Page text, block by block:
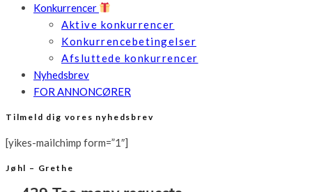
Konkurrencer
Aktive konkurrencer
Konkurrencebetingelser
Afsluttede konkurrencer
Nyhedsbrev
FOR ANNONCØRER
Tilmeld dig vores nyhedsbrev
[yikes-mailchimp form=”1″]
Jøhl – Grethe